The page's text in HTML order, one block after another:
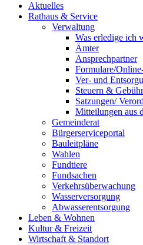
Aktuelles
Rathaus & Service
Verwaltung
Was erledige ich
Ämter
Ansprechpartner
Formulare/
Ver- und
Steuern &
Satzungen/
Mitteilungen aus
Gemeinderat
Bürgerserviceportal
Bauleitpläne
Wahlen
Fundtiere
Fundsachen
Verkehrsüberwachung
Wasserversorgung
Abwasserentsorgung
Leben & Wohnen
Kultur & Freizeit
Wirtschaft & Standort